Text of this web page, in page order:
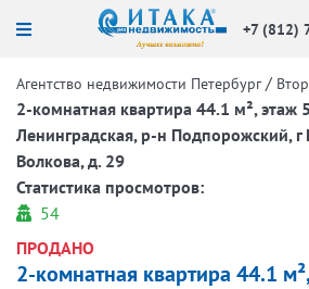
+7 (812)
Агентство недвижимости Петербург /
2-комнатная квартира 44.1 м², этаж
Ленинградская, р-н Подпорожский,
Волкова, д. 29
Статистика просмотров:
54
ПРОДАНО
2-комнатная квартира 44.1